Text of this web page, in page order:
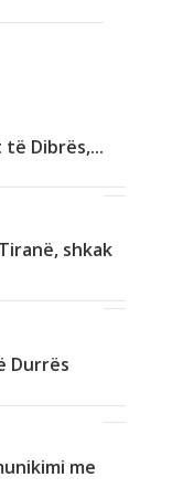
Dibrës,...
shkak
Durrës
me